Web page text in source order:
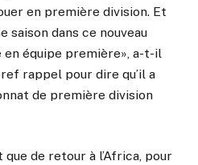
en première division. Et
saison dans ce nouveau
en équipe première», a-t-il
rappel pour dire qu’il a
de première division
de retour à l’Africa, pour